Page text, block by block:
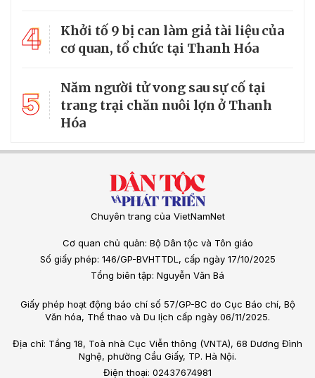
4
Khởi tố 9 bị can làm giả tài liệu của
cơ quan, tổ chức tại Thanh Hóa
5
Năm người tử vong sau sự cố tại
trang trại chăn nuôi lợn ở Thanh
Hóa
Chuyên trang của VietNamNet
Cơ quan chủ quản: Bộ Dân tộc và Tôn giáo
Số giấy phép: 146/GP-BVHTTDL, cấp ngày 17/10/2025
Tổng biên tập: Nguyễn Văn Bá
Giấy phép hoạt động báo chí số 57/GP-BC do Cục Báo chí, Bộ
Văn hóa, Thể thao và Du lịch cấp ngày 06/11/2025.
Địa chỉ: Tầng 18, Toà nhà Cục Viễn thông (VNTA), 68 Dương Đình
Nghệ, phường Cầu Giấy, TP. Hà Nội.
Điện thoại: 02437674981